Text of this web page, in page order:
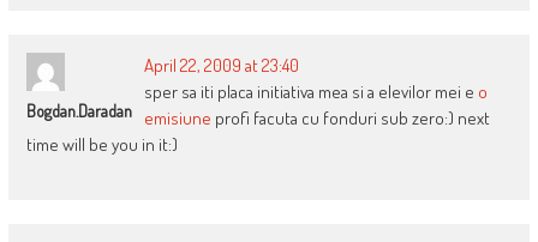
Bogdan.daradan
April 22, 2009 at 23:40
sper sa iti placa initiativa mea si a elevilor mei e o
emisiune profi facuta cu fonduri sub zero:) next
time will be you in it:)